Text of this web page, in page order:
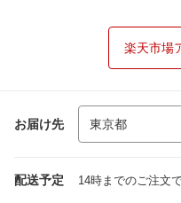
楽天市場
お届け先
配送予定 14時までのご注文